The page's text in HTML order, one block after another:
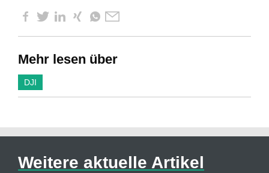
Mehr lesen über
DJI
Weitere aktuelle Artikel